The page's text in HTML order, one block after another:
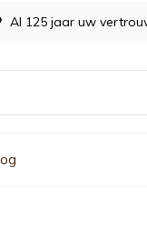
Al 125 jaar uw